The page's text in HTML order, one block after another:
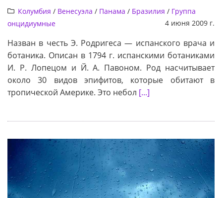
Колумбия / Венесуэла / Панама / Бразилия / Группа
онцидиумные
4 июня 2009 г.
Назван в честь Э. Родригеса — испанского врача и
ботаника. Описан в 1794 г. испанскими ботаниками
И. Р. Лопецом и Й. А. Павоном. Род насчитывает
около 30 видов эпифитов, которые обитают в
тропической Америке. Это небол [...]